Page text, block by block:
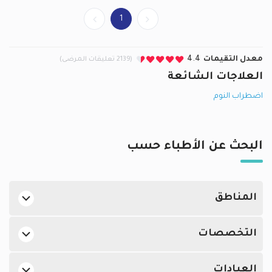
1
معدل التقيمات 4.4 (2139 تعليقات المرضى)
العلاجات الشائعة
اضطراب النوم
البحث عن الأطباء حسب
المناطق
التخصصات
العيادات